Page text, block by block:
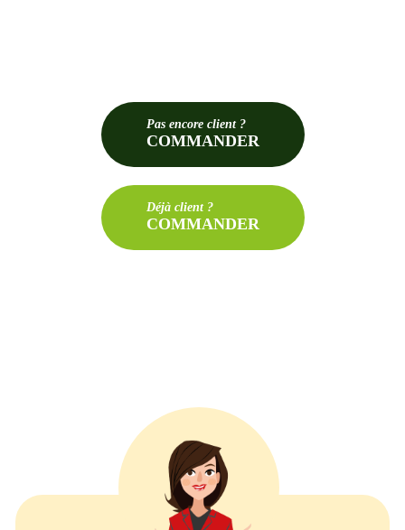
Pasencore client ?
COMMANDER
Déjà client ?
COMMANDER